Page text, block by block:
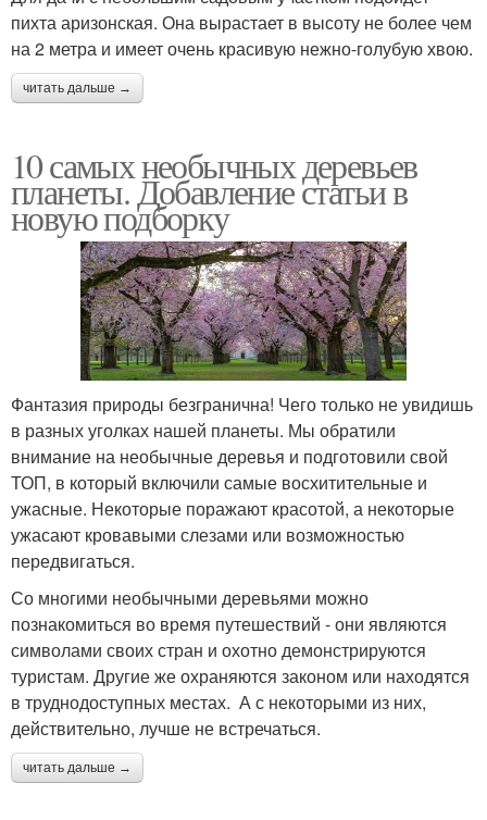
пихта аризонская. Она вырастает в высоту не более чем
на 2 метра и имеет очень красивую нежно-голубую хвою.
читать дальше →
10 самых необычных деревьев
планеты. Добавление статьи в
новую подборку
Фантазия природы безгранична! Чего только не увидишь
в разных уголках нашей планеты. Мы обратили
внимание на необычные деревья и подготовили свой
ТОП, в который включили самые восхитительные и
ужасные. Некоторые поражают красотой, а некоторые
ужасают кровавыми слезами или возможностью
передвигаться.
Со многими необычными деревьями можно
познакомиться во время путешествий - они являются
символами своих стран и охотно демонстрируются
туристам. Другие же охраняются законом или находятся
в труднодоступных местах. А с некоторыми из них,
действительно, лучше не встречаться.
читать дальше →